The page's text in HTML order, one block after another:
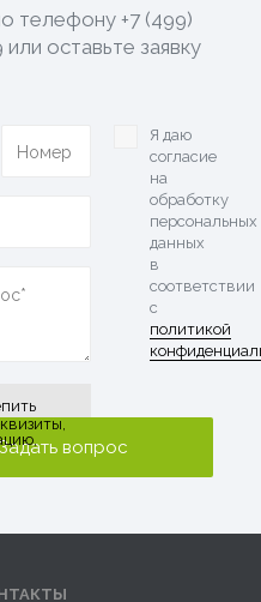
телефону+7 (499)
или оставьте заявку
Я даю
согласие
на
обработку
персональных
данных
в
соответствии
с
политикой